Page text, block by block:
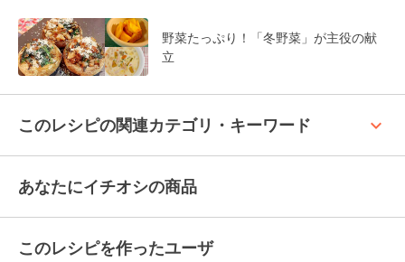
野菜たっぷり！「冬野菜」が主役の献
立
このレシピの関連カテゴリ・キーワード keyboard_arrow_up
あなたにイチオシの商品
このレシピを作ったユーザ